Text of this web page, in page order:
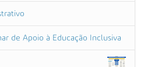
de Apoio à Educação Inclusiva